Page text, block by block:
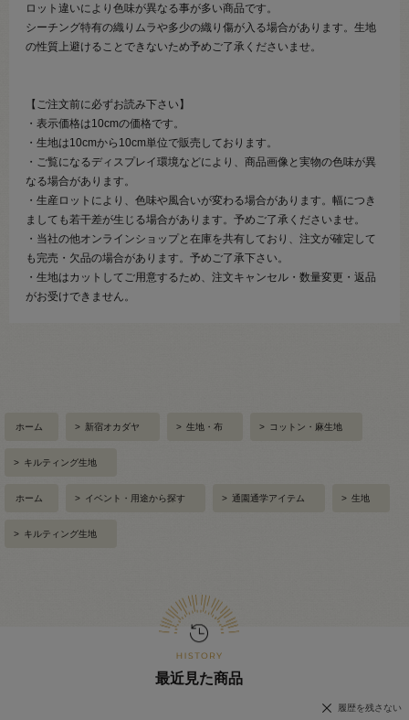
ロット違いにより色味が異なる事が多い商品です。
シーチング特有の織りムラや多少の織り傷が入る場合があります。生地
の性質上避けることできないため予めご了承くださいませ。
【ご注文前に必ずお読み下さい】
・表示価格は10cmの価格です。
・生地は10cmから10cm単位で販売しております。
・ご覧になるディスプレイ環境などにより、商品画像と実物の色味が異
なる場合があります。
・生産ロットにより、色味や風合いが変わる場合があります。幅につき
ましても若干差が生じる場合があります。予めご了承くださいませ。
・当社の他オンラインショップと在庫を共有しており、注文が確定して
も完売・欠品の場合があります。予めご了承下さい。
・生地はカットしてご用意するため、注文キャンセル・数量変更・返品
がお受けできません。
ホーム > 新宿オカダヤ > 生地・布 > コットン・麻生地
> キルティング生地
ホーム > イベント・用途から探す > 通園通学アイテム > 生地
> キルティング生地
最近見た商品
履歴を残さない